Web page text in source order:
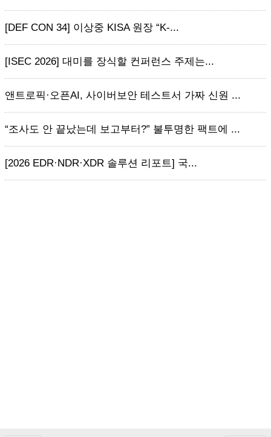
[DEF CON 34] 이상중 KISA 원장 “K-...
[ISEC 2026] 대미를 장식할 컨퍼런스 주제는...
앤트로픽·오픈AI, 사이버보안 테스트서 가짜 신원 ...
“조사도 안 끝났는데 보고부터?” 불투명한 팩트에 ...
[2026 EDR·NDR·XDR 솔루션 리포트] 국...